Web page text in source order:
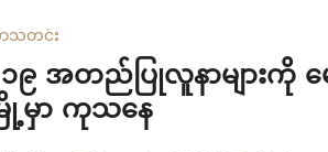
သတင်း
၉ အတည်ပြုလူနာများကို မ
မှာ ကုသနေ